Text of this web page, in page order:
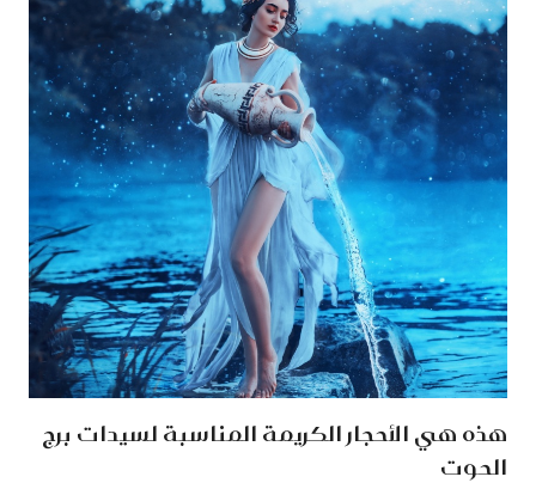
هذه هي الأحجار الكريمة المناسبة لسيدات برج
الحوت